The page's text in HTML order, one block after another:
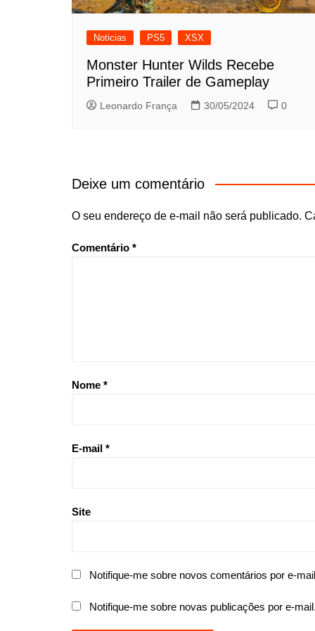
Noticias PS5 XSX
Monster Hunter Wilds Recebe
Primeiro Trailer de Gameplay
Leonardo França 30/05/2024 0
Deixe um comentário
O seu endereço de e-mail não será publicado.
Comentário *
Nome *
E-mail *
Site
Notifique-me sobre novos comentários por e-
Notifique-me sobre novas publicações por e-